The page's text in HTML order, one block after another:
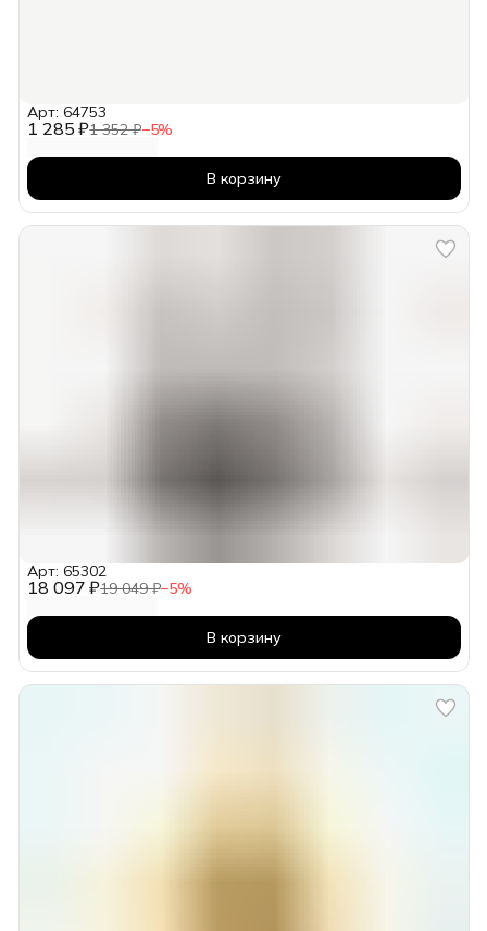
1 285 ₽1 352 ₽−5%
Арт: 64753
В корзину
18 097 ₽19 049 ₽−5%
Арт: 65302
В корзину